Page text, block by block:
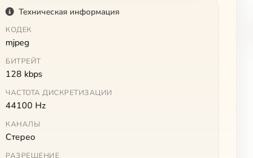
Техническая информация
КОДЕК
mjpeg
БИТРЕЙТ
128 kbps
ЧАСТОТА ДИСКРЕТИЗАЦИИ
44100 Hz
КАНАЛЫ
Стерео
РАЗРЕШЕНИЕ